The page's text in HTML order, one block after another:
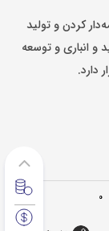
کردن و تولید
انباری و توسعه
دارد.
0